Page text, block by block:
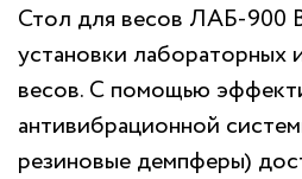
Стол для весов ЛАБ-900
установки лабораторных
весов. С помощью
антивибрационной
резиновые демпферы)